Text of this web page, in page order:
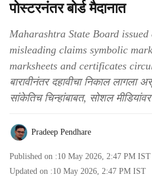
पोस्टरनंतर बोर्ड मैदानात
Maharashtra State Board
misleading claims symbolic
marksheets and certificates
बारावीनंतर दहावीचा निकाल लागला
सांकेतिच चिन्हांबाबत, सोशल
Pradeep Pendhare
Published on :10 May 2026, 2:47 PM IST
Updated on :10 May 2026, 2:47 PM IST